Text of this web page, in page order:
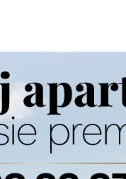
sezonu Wigier.